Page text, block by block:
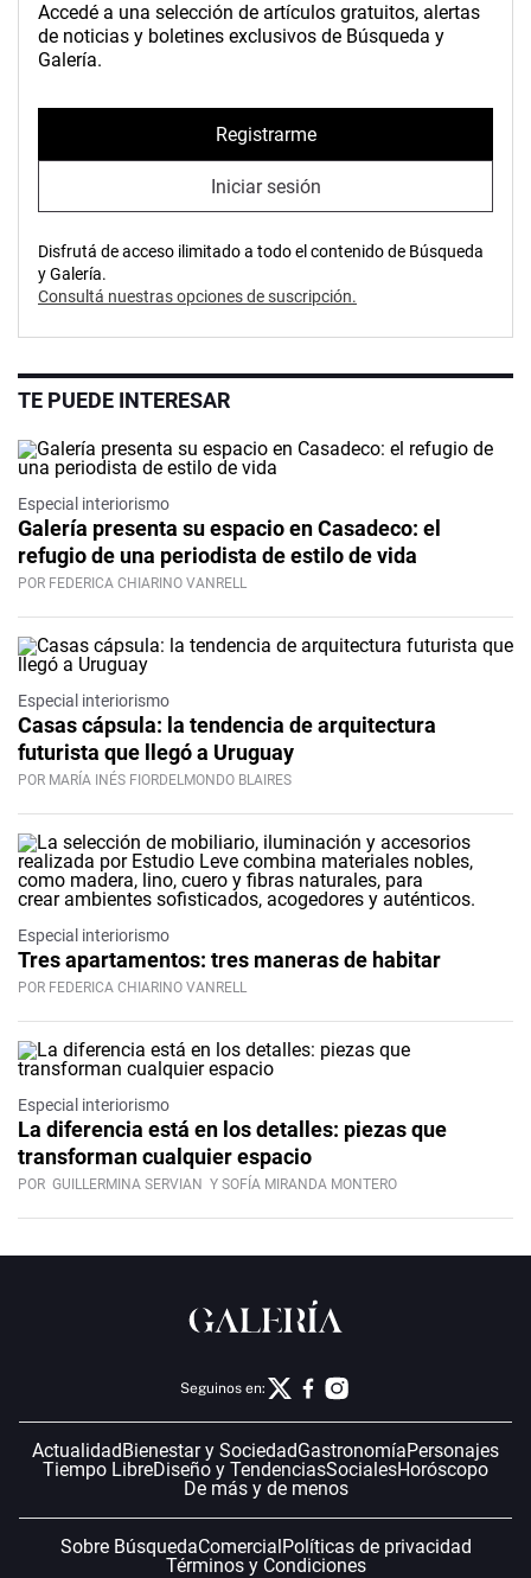
Accedé a una selección de artículos gratuitos, alertas
de noticias y boletines exclusivos de Búsqueda y
Galería.
Registrarme
Iniciar sesión
Disfrutá de acceso ilimitado a todo el contenido de Búsqueda
y Galería.
Consultá nuestras opciones de suscripción.
TE PUEDE INTERESAR
Especial interiorismo
Galería presenta su espacio en Casadeco: el
refugio de una periodista de estilo de vida
POR FEDERICA CHIARINO VANRELL
Especial interiorismo
Casas cápsula: la tendencia de arquitectura
futurista que llegó a Uruguay
POR MARÍA INÉS FIORDELMONDO BLAIRES
Especial interiorismo
Tres apartamentos: tres maneras de habitar
POR FEDERICA CHIARINO VANRELL
Especial interiorismo
La diferencia está en los detalles: piezas que
transforman cualquier espacio
POR GUILLERMINA SERVIAN Y SOFÍA MIRANDA MONTERO
Seguinos en:
Actualidad Bienestar y SociedadGastronomíaPersonajes
Tiempo LibreDiseño y TendenciasSocialesHoróscopo
De más y de menos
Sobre BúsquedaComercial Políticas de privacidad
Términos y Condiciones